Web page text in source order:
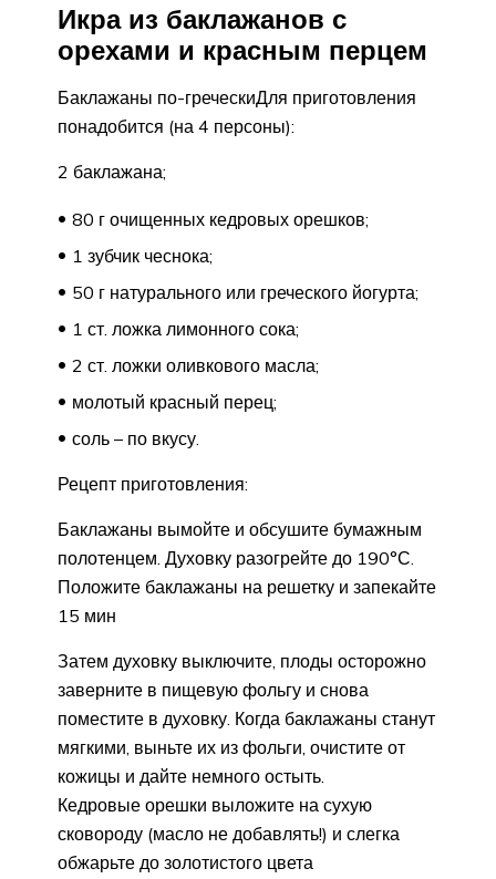
Икра из баклажанов с
орехами и красным перцем
Баклажаны по-греческиДля приготовления
понадобится (на 4 персоны):
2 баклажана;
80 г очищенных кедровых орешков;
1 зубчик чеснока;
50 г натурального или греческого йогурта;
1 ст. ложка лимонного сока;
2 ст. ложки оливкового масла;
молотый красный перец;
соль – по вкусу.
Рецепт приготовления:
Баклажаны вымойте и обсушите бумажным
полотенцем. Духовку разогрейте до 190°С.
Положите баклажаны на решетку и запекайте
15 мин
Затем духовку выключите, плоды осторожно
заверните в пищевую фольгу и снова
поместите в духовку. Когда баклажаны станут
мягкими, выньте их из фольги, очистите от
кожицы и дайте немного остыть.
Кедровые орешки выложите на сухую
сковороду (масло не добавлять!) и слегка
обжарьте до золотистого цвета